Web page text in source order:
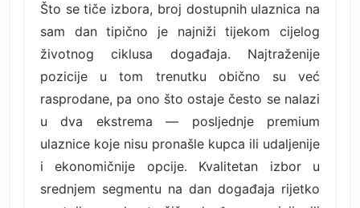
Što se tiče izbora, broj dostupnih ulaznica na
sam dan tipično je najniži tijekom cijelog
životnog ciklusa događaja. Najtraženije
pozicije u tom trenutku obično su već
rasprodane, pa ono što ostaje često se nalazi
u dva ekstrema — posljednje premium
ulaznice koje nisu pronašle kupca ili udaljenije
i ekonomičnije opcije. Kvalitetan izbor u
srednjem segmentu na dan događaja rijetko